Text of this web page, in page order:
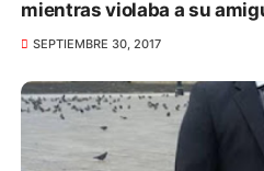
mientras violaba a su
SEPTIEMBRE 30, 2017